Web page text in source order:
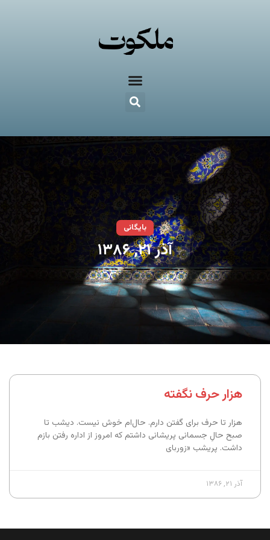
بایگانی
آذر ۲۱, ۱۳۸۶
هزار حرف نگفته
هزار تا حرف برای گفتن دارم. حال‌ام خوش نیست. دیشب تا
صبح حالِ جسمانی پریشانی داشتم که امروز از اداره رفتن بازم
داشت. پریشب «زوربای
آذر ۲۱, ۱۳۸۶